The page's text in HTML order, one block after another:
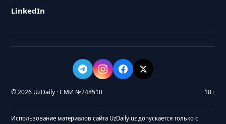
LinkedIn
© 2026 UzDaily · СМИ №248510 18+
Использование материалов сайта UzDaily.uz допускается только с